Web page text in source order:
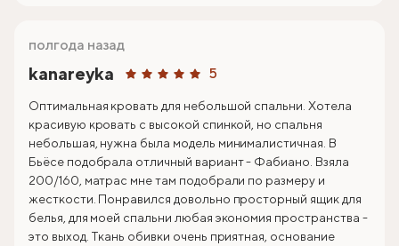
kanareyka 5
полгода назад
Оптимальная кровать для небольшой спальни. Хотела
красивую кровать с высокой спинкой, но спальня
небольшая, нужна была модель минималистичная. В
Бьёсе подобрала отличный вариант - Фабиано. Взяла
200/160, матрас мне там подобрали по размеру и
жесткости. Понравился довольно просторный ящик для
белья, для моей спальни любая экономия пространства -
это выход. Ткань обивки очень приятная, основание